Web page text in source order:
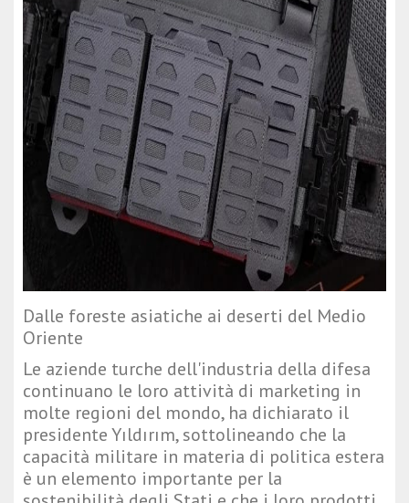
Dalle foreste asiatiche ai deserti del Medio
Oriente
Le aziende turche dell'industria della difesa
continuano le loro attività di marketing in
molte regioni del mondo, ha dichiarato il
presidente Yıldırım, sottolineando che la
capacità militare in materia di politica estera
è un elemento importante per la